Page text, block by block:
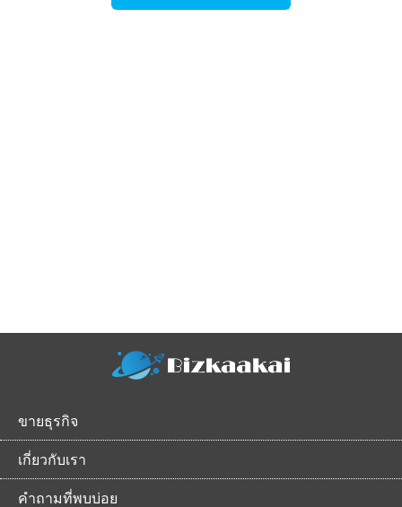
ขายธุรกิจ
เกี่ยวกับเรา
คำถามที่พบบ่อย